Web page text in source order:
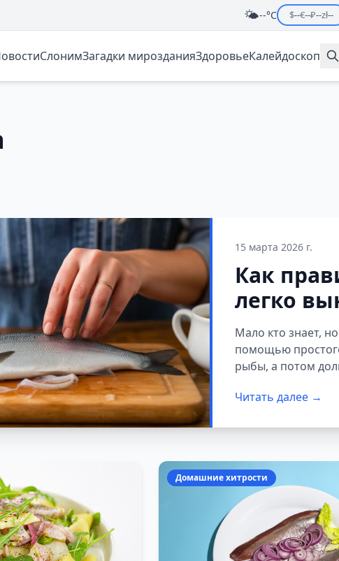
🌤️--°C $--€--₽--zł--
СлонимЗагадки мирозданияЗдоровьеКалейдоскоп
15 марта 2026 г.
Как
легко
способе
Мало кто знает,
помощью
рыбы, а потом
Читать далее →
Домашние хитрости